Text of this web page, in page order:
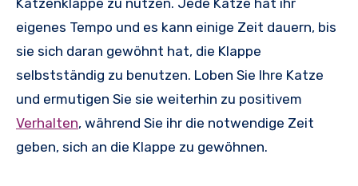
Katzenklappe zu nutzen. Jede Katze hat ihr
eigenes Tempo und es kann einige Zeit dauern, bis
sie sich daran gewöhnt hat, die Klappe
selbstständig zu benutzen. Loben Sie Ihre Katze
und ermutigen Sie sie weiterhin zu positivem
Verhalten, während Sie ihr die notwendige Zeit
geben, sich an die Klappe zu gewöhnen.